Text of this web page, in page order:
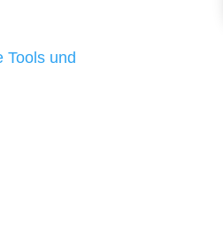
Tools und